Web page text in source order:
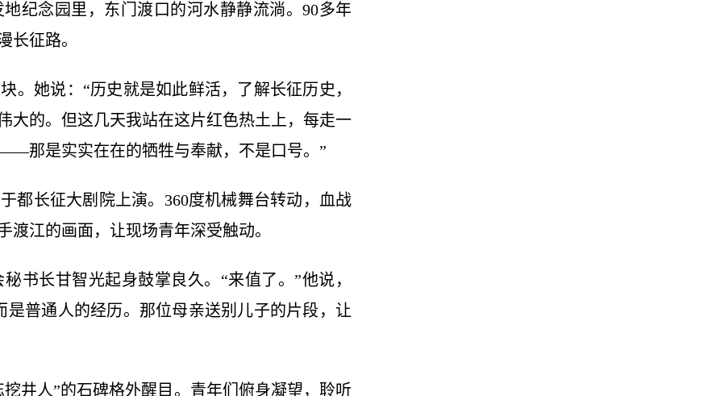
念园里，东门渡口的河水静静流淌。90多年
长征路。
她说：“历史就是如此鲜活，了解长征历史，
大的。但这几天我站在这片红色热土上，每走一
那是实实在在的牺牲与奉献，不是口号。”
长征大剧院上演。360度机械舞台转动，血战
江的画面，让现场青年深受触动。
长甘智光起身鼓掌良久。“来值了。”他说，
普通人的经历。那位母亲送别儿子的片段，让
人”的石碑格外醒目。青年们俯身凝望，聆听